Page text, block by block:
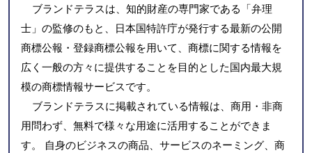
ブランドテラスは、知的財産の専門家である「弁理
士」の監修のもと、日本国特許庁が発行する最新の公開
商標公報・登録商標公報を用いて、商標に関する情報を
広く一般の方々に提供することを目的とした国内最大規
模の商標情報サービスです。
ブランドテラスに掲載されている情報は、商用・非商
用問わず、無料で様々な用途に活用することができま
す。 自身のビジネスの商品、サービスのネーミング、商